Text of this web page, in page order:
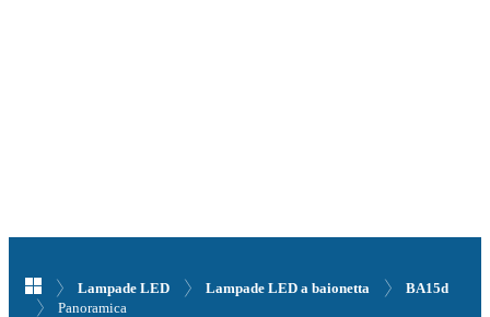
Lampade LED Lampade LED a baionetta
BA15d
Panoramica